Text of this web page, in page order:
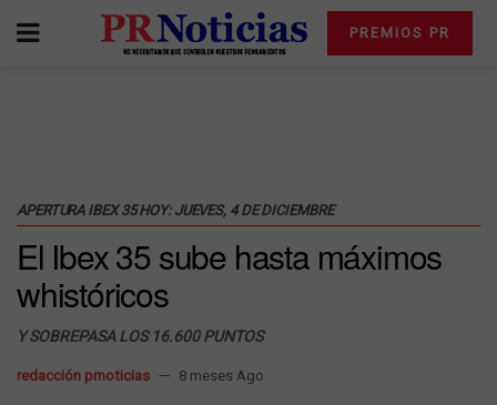
PREMIOS PR
APERTURA IBEX 35 HOY: JUEVES, 4 DE DICIEMBRE
El Ibex 35 sube hasta máximos
whistóricos
Y SOBREPASA LOS 16.600 PUNTOS
redacción prnoticias 8 meses Ago